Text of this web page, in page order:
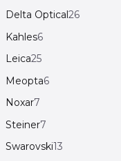
Delta Optical 26
Kahles6
Leica25
Meopta6
Noxar7
Steiner7
Swarovski13